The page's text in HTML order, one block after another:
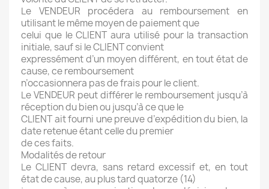
Le VENDEUR procédera au remboursement en
utilisant le même moyen de paiement que
celui que le CLIENT aura utilisé pour la transaction
initiale, sauf si le CLIENT convient
expressément d’un moyen différent, en tout état de
cause, ce remboursement
n’occasionnera pas de frais pour le client.
Le VENDEUR peut différer le remboursement jusqu’à
réception du bien ou jusqu’à ce que le
CLIENT ait fourni une preuve d’expédition du bien, la
date retenue étant celle du premier
de ces faits.
Modalités de retour
Le CLIENT devra, sans retard excessif et, en tout
état de cause, au plus tard quatorze (14)